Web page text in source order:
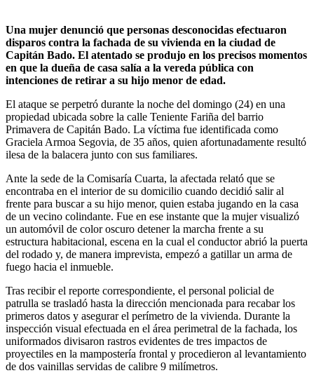
Una mujer denunció que personas desconocidas efectuaron
disparos contra la fachada de su vivienda en la ciudad de
Capitán Bado. El atentado se produjo en los precisos momentos
en que la dueña de casa salía a la vereda pública con
intenciones de retirar a su hijo menor de edad.
El ataque se perpetró durante la noche del domingo (24) en una
propiedad ubicada sobre la calle Teniente Fariña del barrio
Primavera de Capitán Bado. La víctima fue identificada como
Graciela Armoa Segovia, de 35 años, quien afortunadamente resultó
ilesa de la balacera junto con sus familiares.
Ante la sede de la Comisaría Cuarta, la afectada relató que se
encontraba en el interior de su domicilio cuando decidió salir al
frente para buscar a su hijo menor, quien estaba jugando en la casa
de un vecino colindante. Fue en ese instante que la mujer visualizó
un automóvil de color oscuro detener la marcha frente a su
estructura habitacional, escena en la cual el conductor abrió la puerta
del rodado y, de manera imprevista, empezó a gatillar un arma de
fuego hacia el inmueble.
Tras recibir el reporte correspondiente, el personal policial de
patrulla se trasladó hasta la dirección mencionada para recabar los
primeros datos y asegurar el perímetro de la vivienda. Durante la
inspección visual efectuada en el área perimetral de la fachada, los
uniformados divisaron rastros evidentes de tres impactos de
proyectiles en la mampostería frontal y procedieron al levantamiento
de dos vainillas servidas de calibre 9 milímetros.